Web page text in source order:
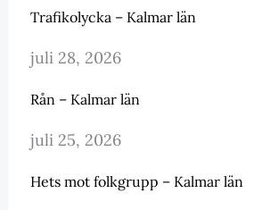
Trafikolycka – Kalmar län
juli 28, 2026
Rån – Kalmar län
juli 25, 2026
Hets mot folkgrupp – Kalmar län